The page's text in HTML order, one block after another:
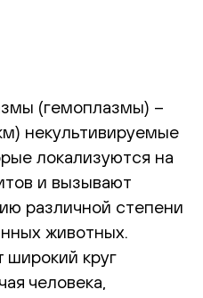
(гемоплазмы) –
некультивируемые
локализуются на
и вызывают
различной степени
животных.
круг
человека,